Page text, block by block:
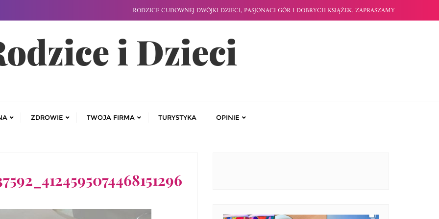
RODZICE CUDOWNEJ DWÓJKI DZIECI, PASJONACI GÓR I DOBRYCH KSIĄŻEK. ZAPRASZAMY
i Dzieci
ZDROWIE TWOJA FIRMA TURYSTYKA OPINIE